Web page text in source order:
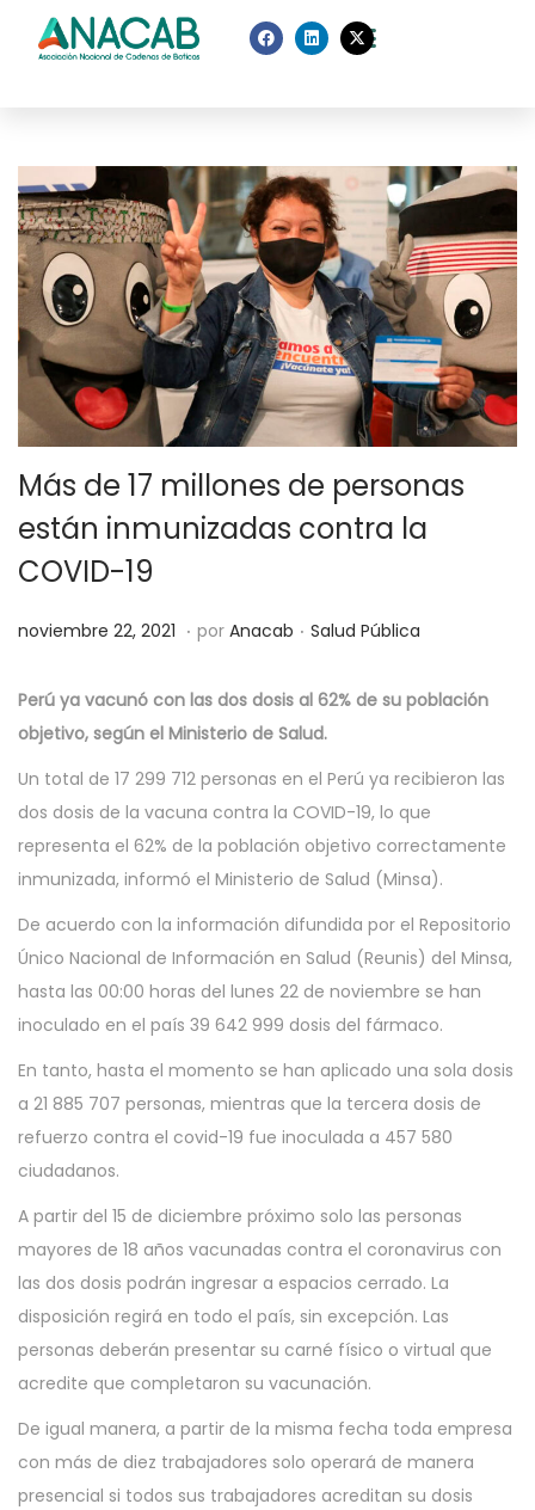
Más de 17 millones de personas
están inmunizadas contra la
COVID-19
P
b
l
e
l
noviembre 22, 2021 n
v
i
2
2
,
2
0
2
1
. por Anacab . P
b
l
e
n
Salud Pública
Perú ya vacunó con las dos dosis al 62% de su población
objetivo, según el Ministerio de Salud.
Un total de 17 299 712 personas en el Perú ya recibieron las
dos dosis de la vacuna contra la COVID-19, lo que
representa el 62% de la población objetivo correctamente
inmunizada, informó el Ministerio de Salud (Minsa).
De acuerdo con la información difundida por el Repositorio
Único Nacional de Información en Salud (Reunis) del Minsa,
hasta las 00:00 horas del lunes 22 de noviembre se han
inoculado en el país 39 642 999 dosis del fármaco.
En tanto, hasta el momento se han aplicado una sola dosis
a 21 885 707 personas, mientras que la tercera dosis de
refuerzo contra el covid-19 fue inoculada a 457 580
ciudadanos.
A partir del 15 de diciembre próximo solo las personas
mayores de 18 años vacunadas contra el coronavirus con
las dos dosis podrán ingresar a espacios cerrado. La
disposición regirá en todo el país, sin excepción. Las
personas deberán presentar su carné físico o virtual que
acredite que completaron su vacunación.
De igual manera, a partir de la misma fecha toda empresa
con más de diez trabajadores solo operará de manera
presencial si todos sus trabajadores acreditan su dosis